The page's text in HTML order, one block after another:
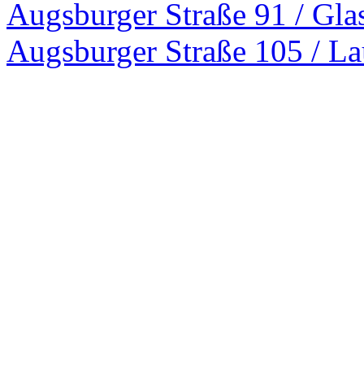
Augsburger Straße 91 /
Augsburger Straße 105 /